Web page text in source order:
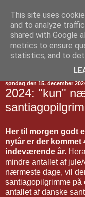
søndag den 15. december
2024: "kun"
Her til morgen godt
nytår er der kommet
indeværende år.
mindre antallet af
nærmeste dage, vil
santiagopilgrimme på
antallet af danske
This site uses
and to analyze
shared with Google
metrics to ensure
statistics, and to